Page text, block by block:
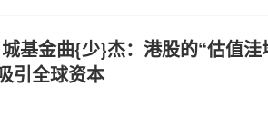
基金曲{少}杰：港股的“估值
引全球资本